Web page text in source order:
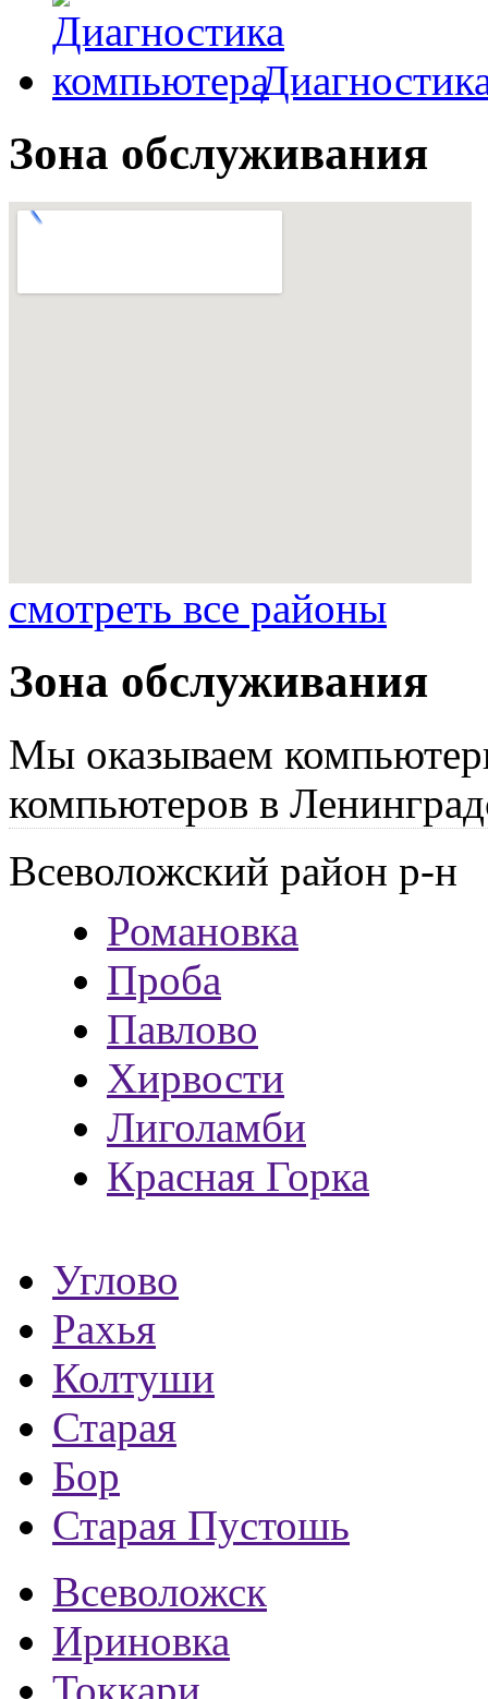
Зона обслуживания
смотреть все районы
Зона обслуживания
Мы оказываем
компьютеров в
Всеволожский район р-н
Романовка
Проба
Павлово
Хирвости
Лиголамби
Красная Горка
Углово
Рахья
Колтуши
Старая
Бор
Старая Пустошь
Всеволожск
Ириновка
Токкари